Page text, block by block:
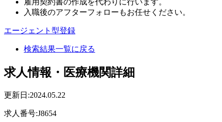
雇用契約書の作成を代わりに行います。
入職後のアフターフォローもお任せください。
エージェント型登録
検索結果一覧に戻る
求人情報・医療機関詳細
更新日:2024.05.22
求人番号:J8654